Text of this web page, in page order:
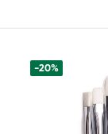
-20%